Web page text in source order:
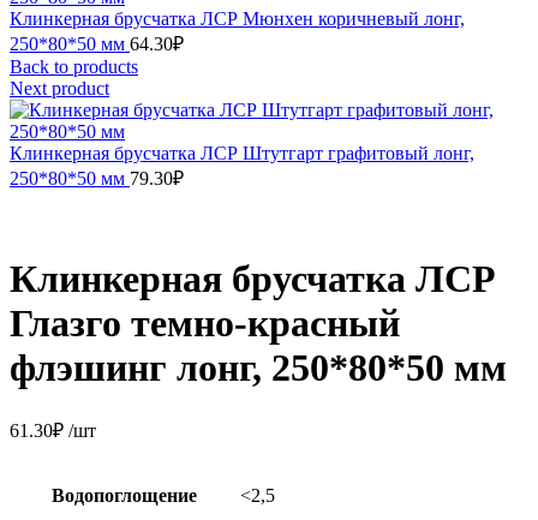
Клинкерная брусчатка ЛСР Мюнхен коричневый лонг,
250*80*50 мм 64.30₽
Back to products
Next product
Клинкерная брусчатка ЛСР Штутгарт графитовый лонг,
250*80*50 мм 79.30₽
Клинкерная брусчатка ЛСР
Глазго темно-красный
флэшинг лонг, 250*80*50 мм
61.30₽ /шт
Водопоглощение <2,5